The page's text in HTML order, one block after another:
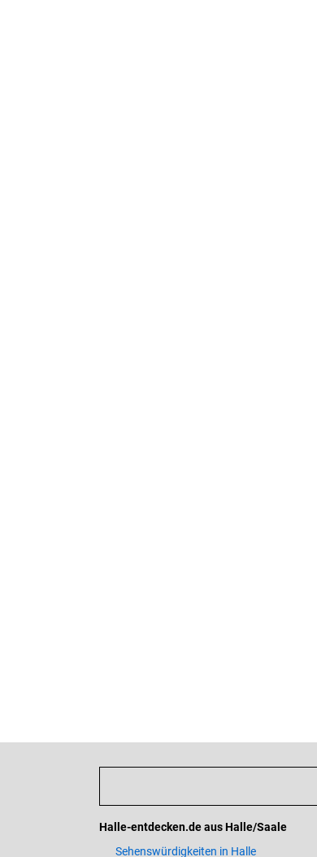
Halle-entdecken.de aus Halle/Saale
Sehenswürdigkeiten in Halle